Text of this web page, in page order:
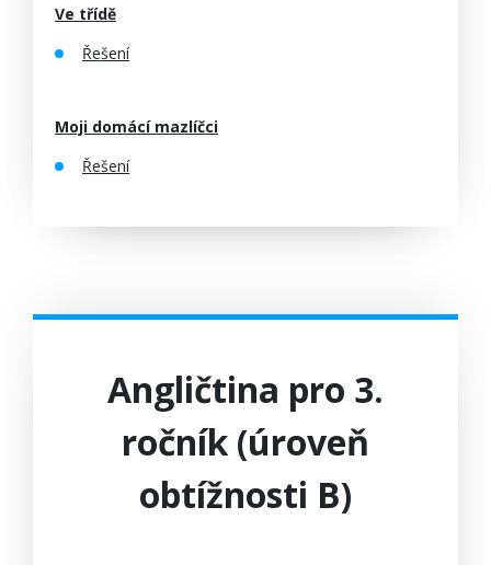
Ve třídě
Řešení
Moji domácí mazlíčci
Řešení
Angličtina pro 3.
ročník (úroveň
obtížnosti B)